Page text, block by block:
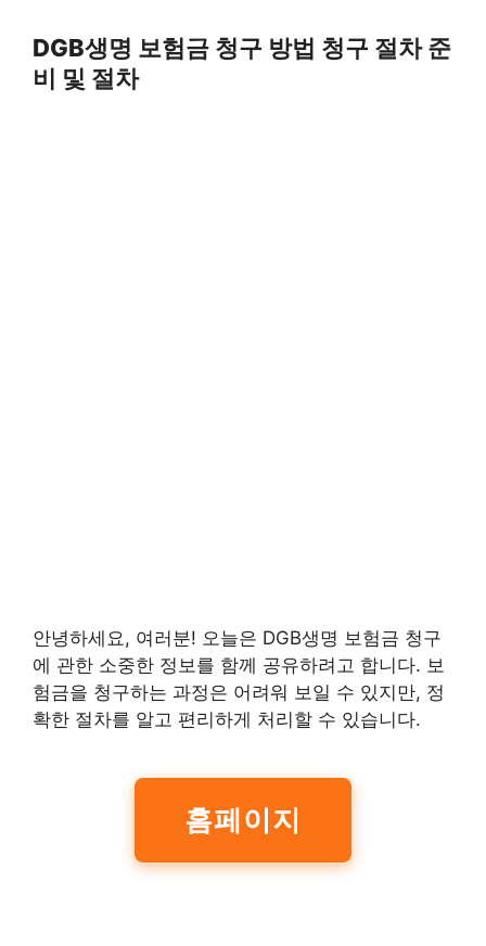
content
DGB생명 보험금 청구 방법 청구 절차 준
비 및 절차
안녕하세요, 여러분! 오늘은 DGB생명 보험금 청구
에 관한 소중한 정보를 함께 공유하려고 합니다. 보
험금을 청구하는 과정은 어려워 보일 수 있지만, 정
확한 절차를 알고 편리하게 처리할 수 있습니다.
홈페이지